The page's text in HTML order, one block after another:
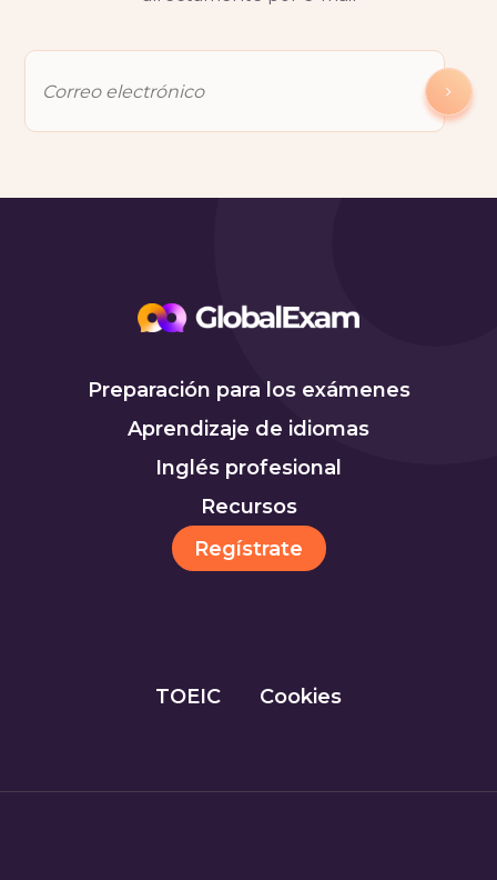
Preparación para los exámenes
Aprendizaje de idiomas
Inglés profesional
Recursos
Regístrate
TOEIC Cookies